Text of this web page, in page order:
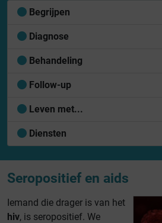
Begrijpen
Diagnose
Behandeling
Follow-up
Leven met...
Diensten
Seropositief en aids
Iemand die drager is van het
hiv, is seropositief. We